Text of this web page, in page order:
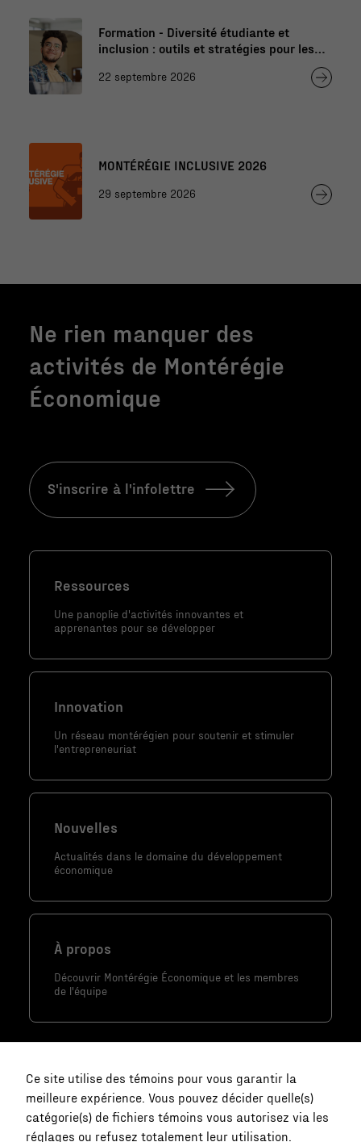
Formation - Diversité étudiante et
inclusion : outils et stratégies pour les
22 septembre 2026
MONTÉRÉGIE INCLUSIVE 2026
29 septembre 2026
Ne rien manquer des
activités de Montérégie
Économique
S'inscrire à l'infolettre
Ressources
Une panoplie d'activités innovantes et
apprenantes pour se développer
Innovation
Un réseau montérégien pour soutenir et stimuler
l'entrepreneuriat
Nouvelles
Actualités dans le domaine du développement
économique
À propos
Découvrir Montérégie Économique et les membres
de l'équipe
Ce site utilise des témoins pour vous garantir la
meilleure expérience. Vous pouvez décider quelle(s)
catégorie(s) de fichiers témoins vous autorisez via les
réglages ou refusez totalement leur utilisation.
nécessaires au
du site Web.
puissions
améliorer la
fonctionnalité
site Web est
votre intérêt
comportement
augmentez les
contenu et